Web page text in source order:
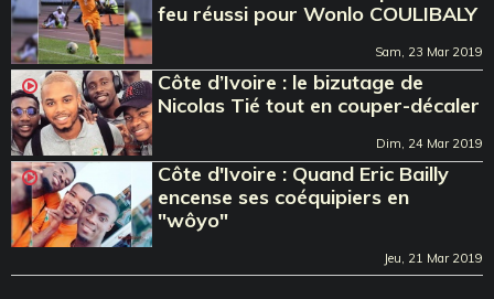
feu réussi pour Wonlo COULIBALY
Sam, 23 Mar 2019
Côte d’Ivoire : le bizutage de
Nicolas Tié tout en couper-décaler
Dim, 24 Mar 2019
Côte d'Ivoire : Quand Eric Bailly
encense ses coéquipiers en
"wôyo"
Jeu, 21 Mar 2019